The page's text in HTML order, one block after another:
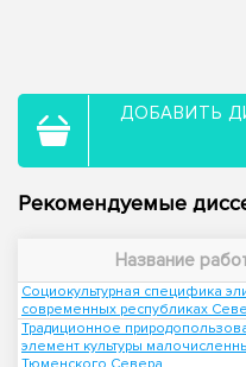
ДОБАВИТЬ
Рекомендуемые
Название
Социокультурная специфика
современных республиках
Традиционное
элемент культуры